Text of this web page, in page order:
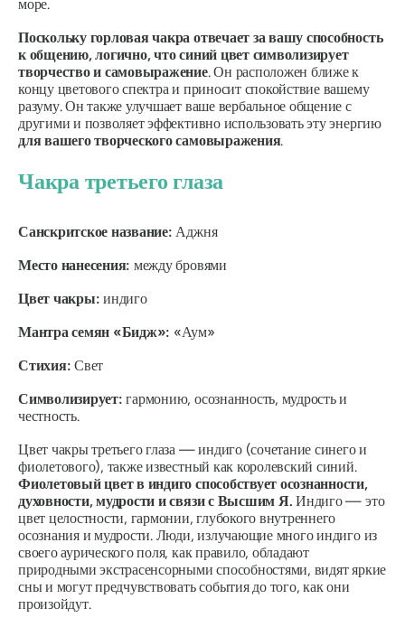
море.
Поскольку горловая чакра отвечает за вашу способность
к общению, логично, что синий цвет символизирует
творчество и самовыражение.Он расположен ближе к
концу цветового спектра и приносит спокойствие вашему
разуму. Он также улучшает ваше вербальное общение с
другими и позволяет эффективно использовать эту энергию
для вашего творческого самовыражения.
Чакра третьего глаза
Санскритское название: Аджня
Место нанесения: между бровями
Цвет чакры: индиго
Мантра семян «Бидж»: «Аум»
Стихия: Свет
Символизирует:гармонию, осознанность, мудрость и
честность.
Цвет чакры третьего глаза — индиго (сочетание синего и
фиолетового), также известный как королевский синий.
Фиолетовый цвет в индиго способствует осознанности,
духовности, мудрости и связи с Высшим Я. Индиго — это
цвет целостности, гармонии, глубокого внутреннего
осознания и мудрости.Люди, излучающие много индиго из
своего аурического поля, как правило, обладают
природными экстрасенсорными способностями, видят яркие
сны и могут предчувствовать события до того, как они
произойдут.